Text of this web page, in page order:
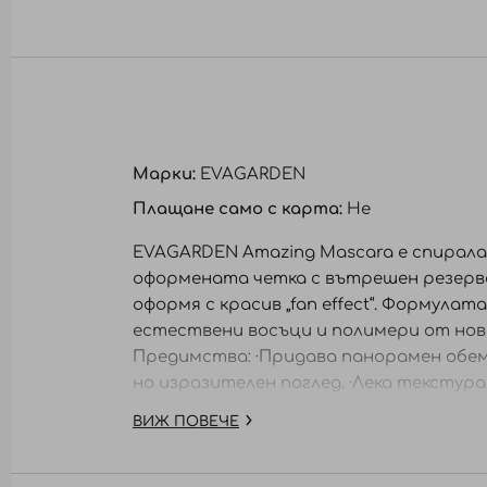
Марки: EVAGARDEN
Плащане само с карта: Не
EVAGARDEN Amazing Mascara е
оформената четка с вътрешен
оформя с красив „fan effect“.
естествени восъци и полимери от
Предимства: ·Придава панорамен
но изразителен поглед. ·Лека
продукта равномерно. За по-
ВИЖ ПОВЕЧЕ